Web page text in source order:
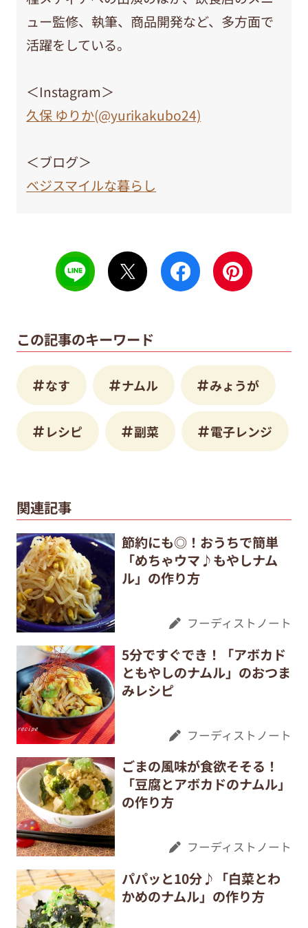
ュー監修、執筆、商品開発など、多方面で
活躍をしている。
＜Instagram＞
久保 ゆりか(@yurikakubo24)
＜ブログ＞
ベジスマイルな暮らし
この記事のキーワード
なす ナムル みょうが
レシピ 副菜 電子レンジ
関連記事
節約にも◎！おうちで簡単
「めちゃウマ♪もやしナム
ル」の作り方
フーディストノート
5分ですぐでき！「アボカド
ともやしのナムル」のおつま
みレシピ
フーディストノート
ごまの風味が食欲そそる！
「豆腐とアボカドのナムル」
の作り方
フーディストノート
パパッと10分♪「白菜とわ
かめのナムル」の作り方